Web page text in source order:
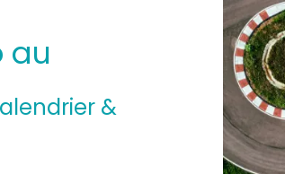
au
&